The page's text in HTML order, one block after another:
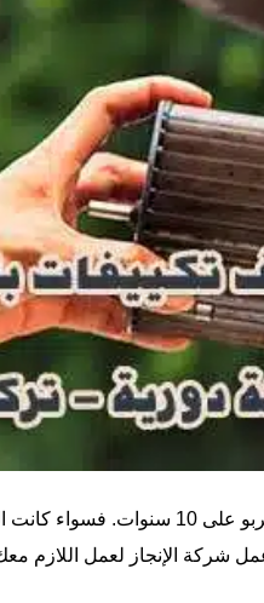
شركة تركيب مكيفات بالرياض تقدم خدمات فك
الإنجاز لعمل اللازم